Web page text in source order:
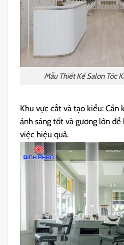
Mẫu Thiết Kế Salon Tóc
Khu vực cắt và tạo kiểu: Cần
ánh sáng tốt và gương lớn
việc hiệu quả.